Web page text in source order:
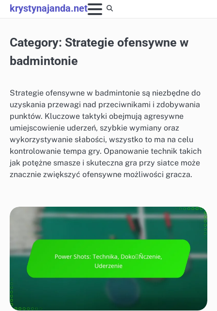
Skip
to
krystynajanda.net
Category: Strategie ofensywne w
badmintonie
Strategie ofensywne w badmintonie są niezbędne do
uzyskania przewagi nad przeciwnikami i zdobywania
punktów. Kluczowe taktyki obejmują agresywne
umiejscowienie uderzeń, szybkie wymiany oraz
wykorzystywanie słabości, wszystko to ma na celu
kontrolowanie tempa gry. Opanowanie technik takich
jak potężne smasze i skuteczna gra przy siatce może
znacznie zwiększyć ofensywne możliwości gracza.